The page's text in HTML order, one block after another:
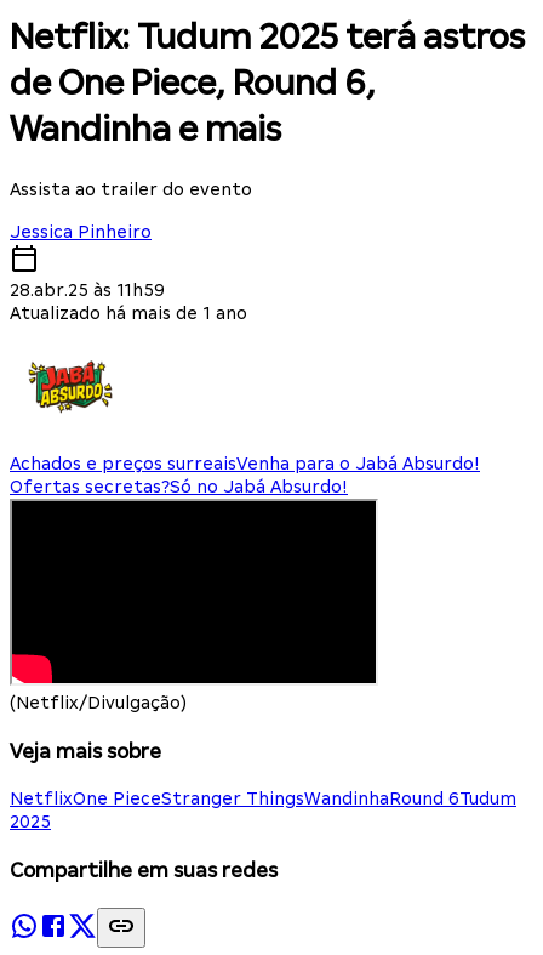
Netflix: Tudum 2025 terá astros
de One Piece, Round 6,
Wandinha e mais
Assista ao trailer do evento
Jessica Pinheiro
28.abr.25 às 11h59
Atualizado há mais de 1 ano
Achados e preços surreaisVenha para o Jabá Absurdo!
Ofertas secretas?Só no Jabá Absurdo!
(Netflix/Divulgação)
Veja mais sobre
NetflixOne PieceStranger ThingsWandinhaRound 6Tudum
2025
Compartilhe em suas redes